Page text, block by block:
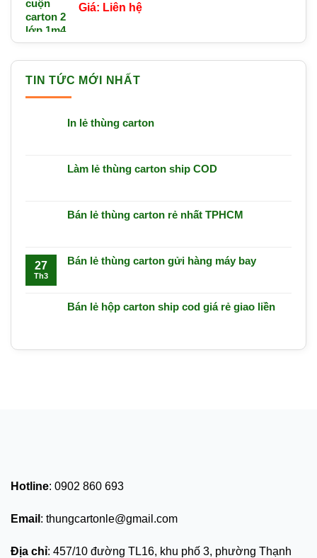
Liên hệ
TIN TỨC MỚI NHẤT
In lẻ thùng carton
Làm lẻ thùng carton ship COD
Bán lẻ thùng carton rẻ nhất TPHCM
27
Th3
Bán lẻ thùng carton gửi hàng máy bay
Bán lẻ hộp carton ship cod giá rẻ giao liền
Hotline: 0902 860 693
Email : thungcartonle@gmail.com
Địa chỉ: 457/10 đường TL16, khu phố 3, phường Thạnh